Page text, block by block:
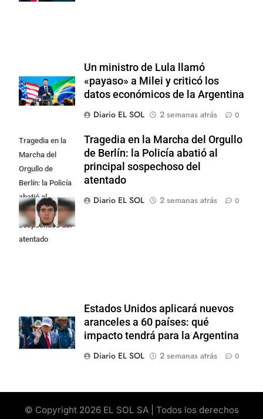
Un ministro de Lula llamó
«payaso» a Milei y criticó los
datos económicos de la Argentina
Diario EL SOL
2 semanas atrás 0
Tragedia en la
Marcha del
Orgullo de
Berlín: la Policía
abatió al
principal
sospechoso del
atentado
Tragedia en la Marcha del Orgullo
de Berlín: la Policía abatió al
principal sospechoso del
atentado
Diario EL SOL
2 semanas atrás 0
Estados Unidos aplicará nuevos
aranceles a 60 países: qué
impacto tendrá para la Argentina
Diario EL SOL
2 semanas atrás 0
© Copyright 2026 EL SOL SA | Todos los derechos